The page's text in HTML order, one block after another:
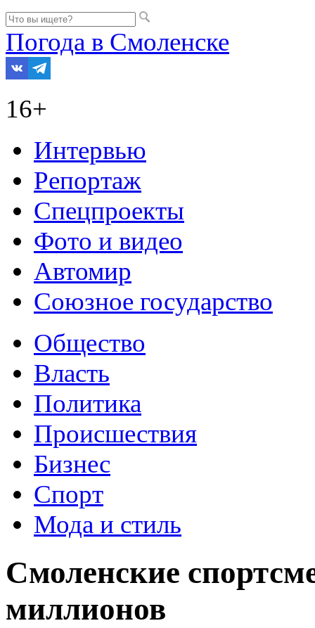
Погода в Смоленске
16+
Интервью
Репортаж
Спецпроекты
Фото и видео
Автомир
Союзное государство
Общество
Власть
Политика
Происшествия
Бизнес
Спорт
Мода и стиль
Смоленские
миллионов